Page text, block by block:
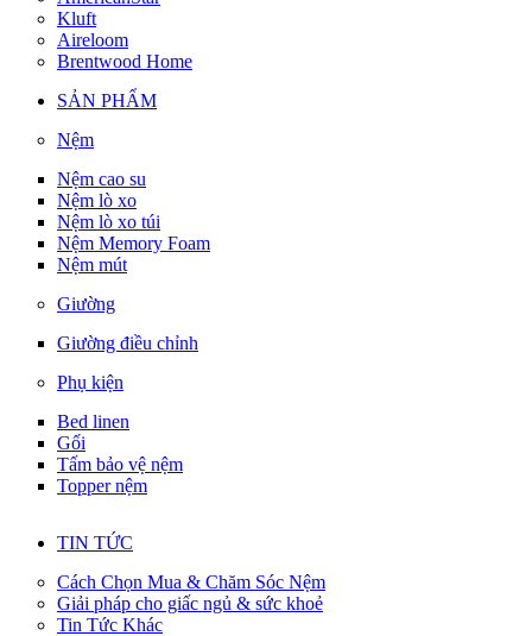
Kluft
Aireloom
Brentwood Home
SẢN PHẨM
Nệm
Nệm cao su
Nệm lò xo
Nệm lò xo túi
Nệm Memory Foam
Nệm mút
Giường
Giường điều chỉnh
Phụ kiện
Bed linen
Gối
Tấm bảo vệ nệm
Topper nệm
TIN TỨC
Cách Chọn Mua & Chăm Sóc Nệm
Giải pháp cho giấc ngủ & sức khoẻ
Tin Tức Khác